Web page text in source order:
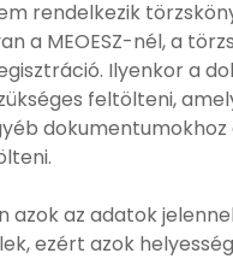
rendelkezik
a MEOESZ-nél, a
Ilyenkor a
feltölteni,
azok az adatok
ezért azok